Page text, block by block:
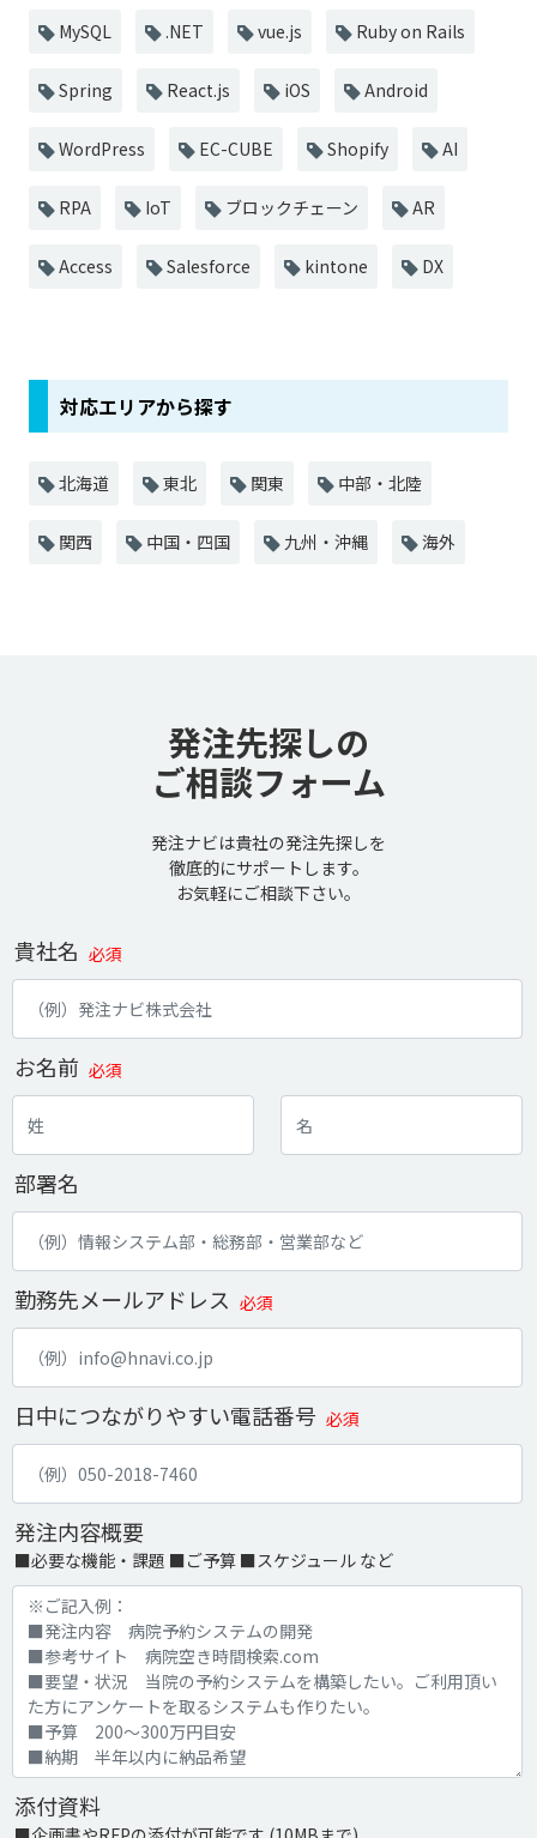
MySQL .NET vue.js Ruby on Rails
Spring React.js iOS Android
WordPress EC-CUBE Shopify AI
RPA IoT ブロックチェーン AR
Access Salesforce kintone DX
対応エリアから探す
北海道 東北 関東 中部・北陸
関西 中国・四国 九州・沖縄 海外
発注先探しの
ご相談フォーム
発注ナビは貴社の発注先探しを
徹底的にサポートします。
お気軽にご相談下さい。
貴社名 必須
お名前 必須
部署名
勤務先メールアドレス 必須
日中につながりやすい電話番号 必須
発注内容概要
■必要な機能・課題 ■ご予算 ■スケジュール など
添付資料